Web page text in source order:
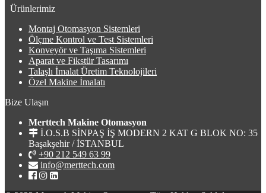
Ürünlerimiz
Montaj Otomasyon Sistemleri
Ölçme Kontrol ve Test Sistemleri
Konveyör ve Taşıma Sistemleri
Aparat ve Fikstür Tasarımı
Talaşlı İmalat Üretim Teknolojileri
Özel Makine İmalatı
Bize Ulaşın
Merttech Makine Otomasyon
İ.O.S.B SİNPAŞ İŞ MODERN 2 KAT G BLOK NO: 35
Başakşehir / İSTANBUL
+90 212 549 63 99
info@merttech.com